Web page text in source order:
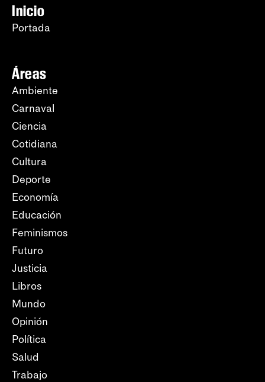
Inicio
Portada
Áreas
Ambiente
Carnaval
Ciencia
Cotidiana
Cultura
Deporte
Economía
Educación
Feminismos
Futuro
Justicia
Libros
Mundo
Opinión
Política
Salud
Trabajo